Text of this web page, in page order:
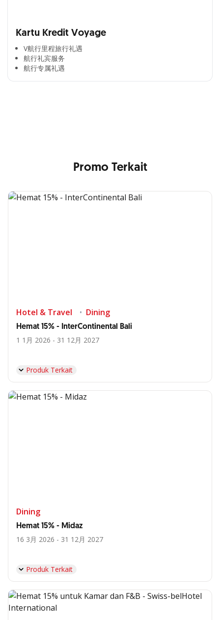
Kartu Kredit Voyage
V航行里程旅行礼遇
航行礼宾服务
航行专属礼遇
Cross Selling Banner Global
Promo Terkait
Hotel & Travel Dining
Hemat 15% - InterContinental Bali
1 1月 2026 - 31 12月 2027
Produk Terkait
Dining
Hemat 15% - Midaz
16 3月 2026 - 31 12月 2027
Produk Terkait